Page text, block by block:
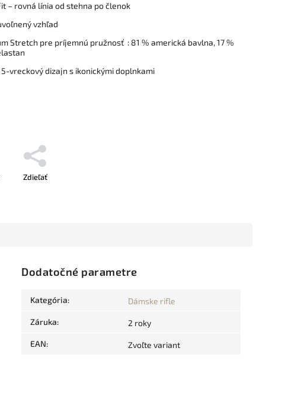
– rovná línia od stehna po členok
vzhľad
Stretch pre príjemnú pružnosť : 81 % americká bavlna, 17 %
vreckový dizajn s ikonickými doplnkami
Zdieľať
Dodatočné parametre
Kategória: Dámske rifle
Záruka: 2 roky
EAN: Zvoľte variant